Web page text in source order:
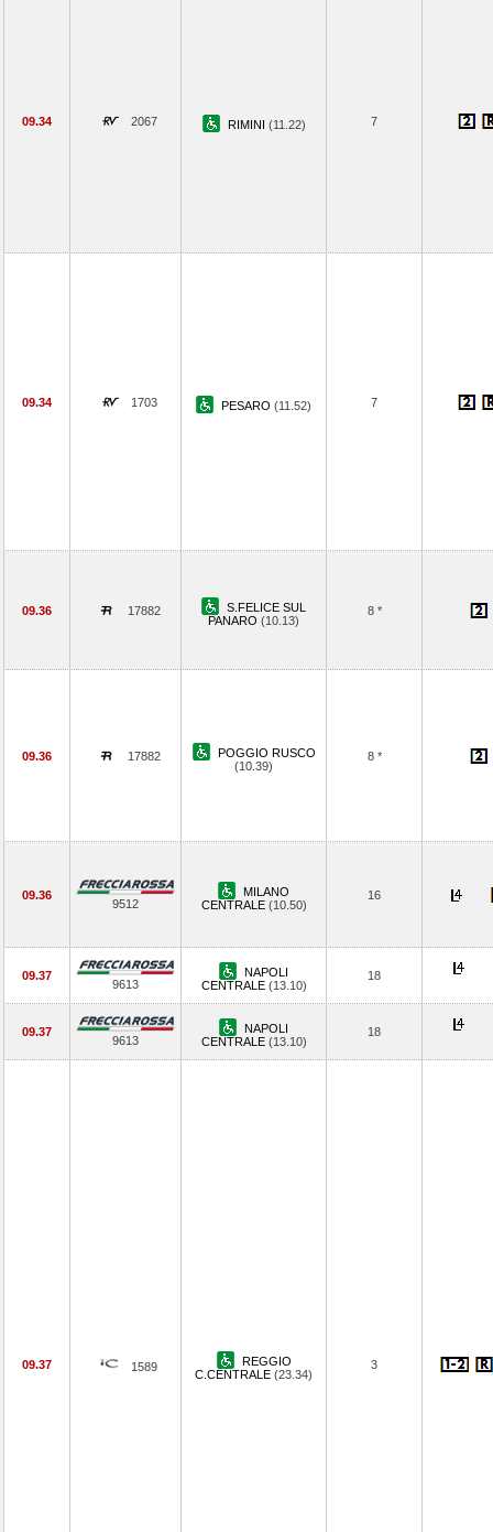
09.34 2067 RIMINI (11.22) 7
09.34 1703 PESARO (11.52) 7
09.36 17882
S.FELICE SUL
PANARO (10.13)
8 *
09.36 17882
POGGIO RUSCO
(10.39)
8 *
09.36
9512
MILANO
CENTRALE (10.50)
16
09.37
9613
NAPOLI
CENTRALE (13.10)
18
09.37
9613
NAPOLI
CENTRALE (13.10)
18
09.37 1589
REGGIO
C.CENTRALE (23.34)
3